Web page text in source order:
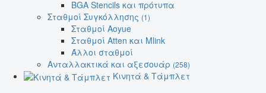
BGA Stencils και πρότυπα
Σταθμοί Συγκόλλησης (1)
Σταθμοί Aoyue
Σταθμοί Atten και Mlink
Άλλοι σταθμοί
Ανταλλακτικά και αξεσουάρ (258)
Κινητά & Τάμπλετ